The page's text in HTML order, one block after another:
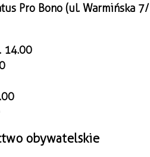
Pro Bono (ul. Warmińska
14.00
obywatelskie